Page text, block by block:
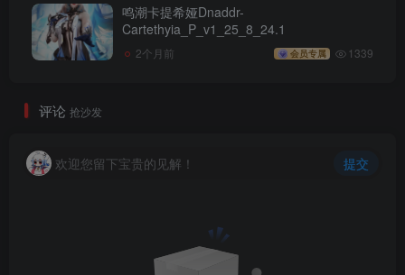
鸣潮卡提希娅Dnaddr-
Cartethyia_P_v1_25_8_24.1
2个月前 会员专属 1339
评论 抢沙发
欢迎您留下宝贵的见解！ 提交